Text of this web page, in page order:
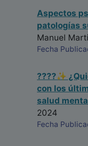
Aspectos
patologías
Manuel
Fecha
????✨
con los
salud
2024
Fecha